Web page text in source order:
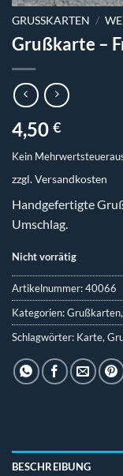
GRUSSKARTEN /
Grußkarte –
4,50 €
Kein
zzgl.Versandkosten
Handgefertigte
Umschlag.
Nicht vorrätig
Artikelnummer:40066
Kategorien:Grußkarten,
Schlagwörter: Karte,
BESCHREIBUNG